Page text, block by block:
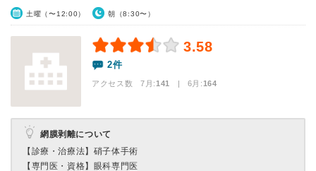
土曜（〜12:00） 朝（8:30〜）
3.58
2件
アクセス数 7月:141 | 6月:164
網膜剥離について
【診療・治療法】 硝子体手術
【専門医・資格】 眼科専門医